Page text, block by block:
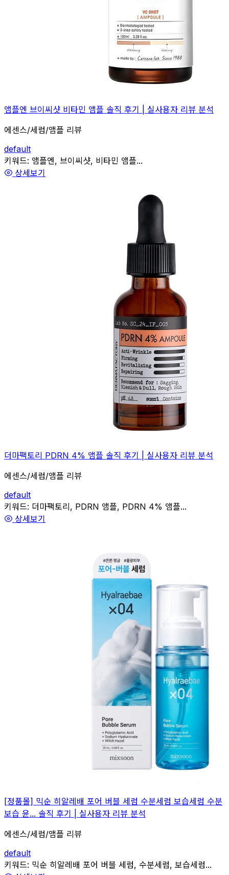
앰플엔 브이씨샷 비타민 앰플 솔직 후기 | 실사용자 리뷰 분석
에센스/세럼/앰플 리뷰
default
관련
키워드: 앰플엔, 브이씨샷, 비타민 앰플...
상세보기
더마팩토리 PDRN 4% 앰플 솔직 후기 | 실사용자 리뷰 분석
에센스/세럼/앰플 리뷰
default
관련
키워드: 더마팩토리, PDRN 앰플, PDRN 4% 앰플...
상세보기
[정품몰] 믹순 히알레배 포어 버블 세럼 수분세럼 보습세럼 수분
보습 윤... 솔직 후기 | 실사용자 리뷰 분석
에센스/세럼/앰플 리뷰
default
관련
키워드: 믹순 히알레배 포어 버블 세럼, 수분세럼, 보습세럼...